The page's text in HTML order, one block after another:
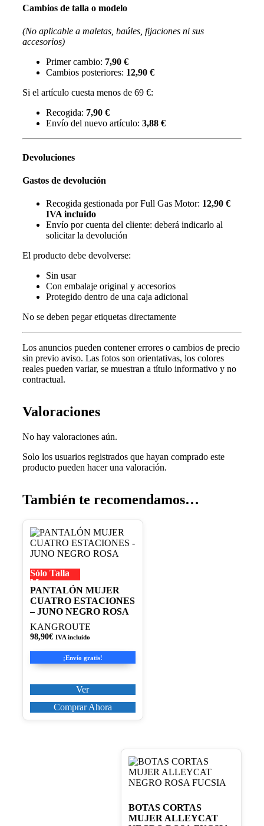
Cambios de talla o modelo
(No aplicable a maletas, baúles, fijaciones ni sus
accesorios)
Primer cambio: 7,90 €
Cambios posteriores: 12,90 €
Si el artículo cuesta menos de 69 €:
Recogida: 7,90 €
Envío del nuevo artículo: 3,88 €
Devoluciones
Gastos de devolución
Recogida gestionada por Full Gas Motor: 12,90 €
IVA incluido
Envío por cuenta del cliente: deberá indicarlo al
solicitar la devolución
El producto debe devolverse:
Sin usar
Con embalaje original y accesorios
Protegido dentro de una caja adicional
No se deben pegar etiquetas directamente
Los anuncios pueden contener errores o cambios de precio
sin previo aviso. Las fotos son orientativas, los colores
reales pueden variar, se muestran a título informativo y no
contractual.
Valoraciones
No hay valoraciones aún.
Solo los usuarios registrados que hayan comprado este
producto pueden hacer una valoración.
También te recomendamos…
Sólo Talla
M
PANTALÓN MUJER
CUATRO ESTACIONES
– JUNO NEGRO ROSA
KANGROUTE
98,90€ IVA incluido
¡Envío gratis!
Ver
Este
producto
tiene
variantes.
Las
opciones
se
pueden
elegir
en
Comprar Ahora
BOTAS CORTAS
MUJER ALLEYCAT
Este
producto
tiene
variantes.
Las